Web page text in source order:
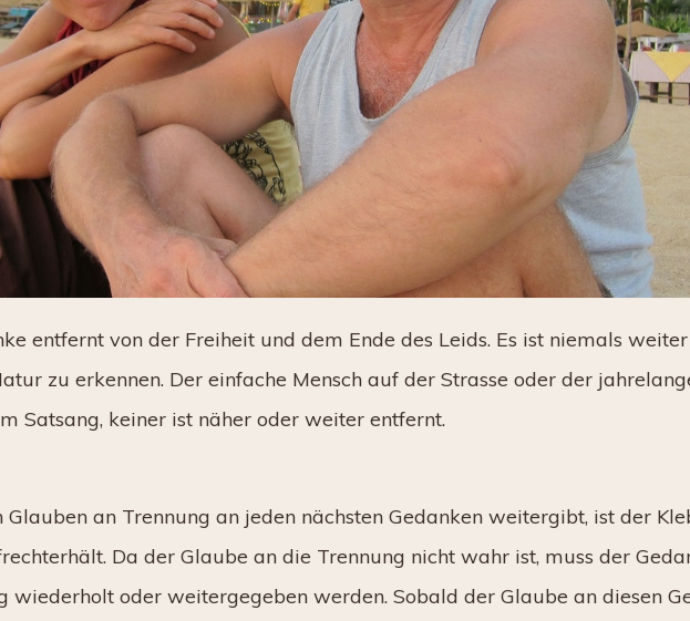
entfernt von der Freiheit und dem Ende des Leids. Es ist niemals
zu erkennen. Der einfache Mensch auf der Strasse oder der
Satsang, keiner ist näher oder weiter entfernt.
Glauben an Trennung an jeden nächsten Gedanken weitergibt, ist der
Da der Glaube an die Trennung nicht wahr ist, muss der
wiederholt oder weitergegeben werden. Sobald der Glaube an diesen